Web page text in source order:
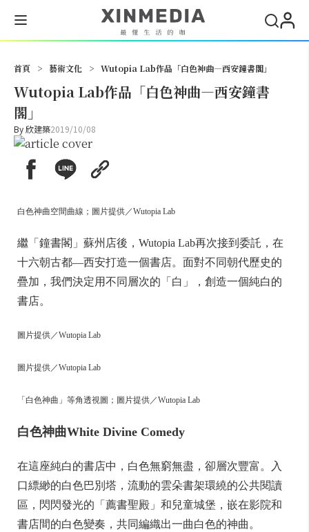
首頁 > 藝術文化 > Wutopia Lab作品「白色神曲—西安鐘書閣」
Wutopia Lab作品「白色神曲—西安鐘書
閣」
By欣建築2019/10/08
白色神曲空間曲線；圖片提供／Wutopia Lab
繼「鐘書閣」蘇州店後，Wutopia Lab再次接到委託，在
十六朝古都—西安打造一個書店。面對不同朝代歷史的
疊加，我們決定用不同層次的「白」，創造一個純白的
書店。
圖片提供／Wutopia Lab
圖片提供／Wutopia Lab
「白色神曲」等角透視圖；圖片提供／Wutopia Lab
白色神曲White Divine Comedy
在這座純白的書店中，白色無窮無盡，卻層次豐富。入
口縹緲的白色巴別塔，流動的雲朵書架環繞的公共閱讀
區，閃閃發光的「薦書聖殿」和兒童城堡，嵌在影院和
書店間的白色變奏，共同編織出一曲白色的神曲。